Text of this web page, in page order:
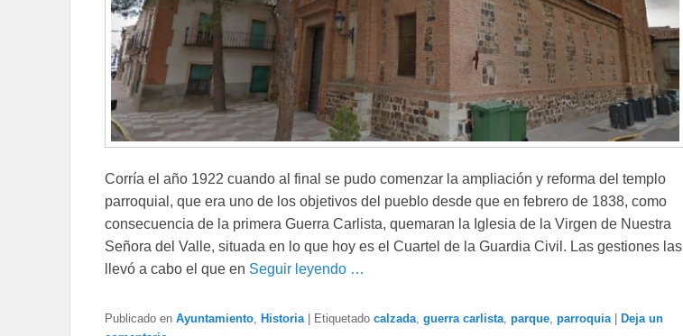
Corría el año 1922 cuando al final se pudo comenzar la ampliación y reforma del templo
parroquial, que era uno de los objetivos del pueblo desde que en febrero de 1838, como
consecuencia de la primera Guerra Carlista, quemaran la Iglesia de la Virgen de Nuestra
Señora del Valle, situada en lo que hoy es el Cuartel de la Guardia Civil. Las gestiones las
llevó a cabo el que en Seguir leyendo …
Publicado en Ayuntamiento Historia | Etiquetado calzada guerra carlista parque parroquia | Deja un